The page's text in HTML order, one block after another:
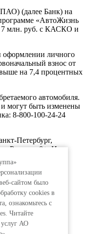
сайтом было
сookies в
ознакомьтесь с
Читайте
АО
(далее Банк) на
«АвтоЖизнь
7 млн. руб. с КАСКО и
оформлении личного
взнос от
выше на 7,4 процентных
автомобиля.
могут быть изменены
8-800-100-24-24
Петербург,
Реклама 0+. Не